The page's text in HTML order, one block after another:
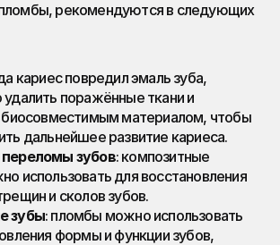
рекомендуются в следующих
кариес повредил эмаль зуба,
поражённые ткани и
биосовместимым материалом, чтобы
дальнейшее развитие кариеса.
зубов: композитные
использовать для восстановления
и сколов зубов.
зубы: пломбы можно использовать
формы и функции зубов,